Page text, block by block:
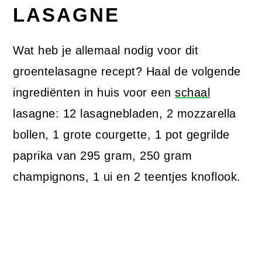
LASAGNE
Wat heb je allemaal nodig voor dit
groentelasagne recept? Haal de volgende
ingrediënten in huis voor eenschaal
lasagne: 12 lasagnebladen, 2 mozzarella
bollen, 1 grote courgette, 1 pot gegrilde
paprika van 295 gram, 250 gram
champignons, 1 ui en 2 teentjes knoflook.